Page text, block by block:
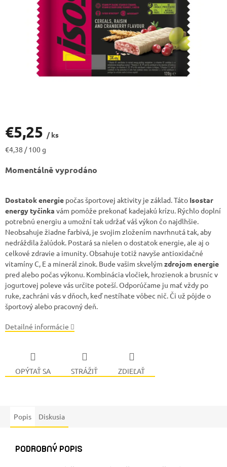
€5,25 / ks
Jednotková
€4,38 / 100 g
Momentálně vyprodáno
Dostatok energie počas športovej aktivity je základ. Táto Isostar
energy tyčinka vám pomôže prekonať kadejakú krízu. Rýchlo doplní
potrebnú energiu a umožní tak udržať váš výkon čo najdlhšie.
Neobsahuje žiadne farbivá, je svojim zložením navrhnutá tak, aby
nedráždila žalúdok. Postará sa nielen o dostatok energie, ale aj o
celkové zdravie a imunity. Obsahuje totiž navyše antioxidačné
vitamíny C, E a minerál zinok. Bude vašim skvelým zdrojom energie
pred alebo počas výkonu. Kombinácia vločiek, hrozienok a brusníc v
jogurtovej poleve vás určite poteší. Odporúčame ju mať vždy po
ruke, zachráni vás v dňoch, keď nestíhate vôbec nič. Či už pôjde o
športový alebo pracovný deň.
Detailné informácie
OPÝTAŤ SA STRÁŽIŤ ZDIEĽAŤ
Popis Diskusia
PODROBNÝ POPIS